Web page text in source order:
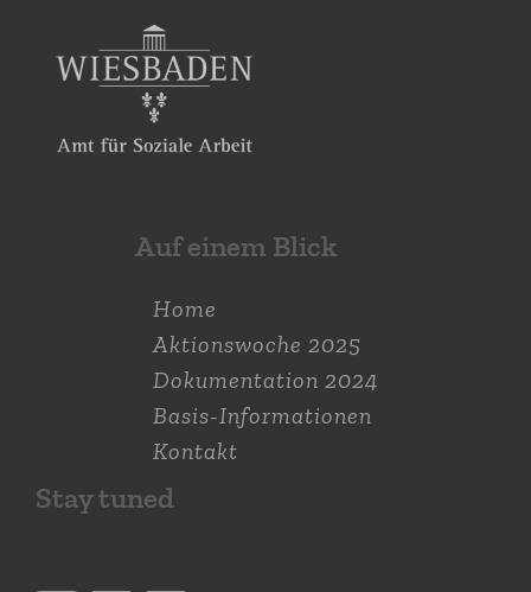
Auf einem Blick
Home
Aktions­woche 2025
Dokumen­tation 2024
Basis-Informationen
Kontakt
Stay tuned